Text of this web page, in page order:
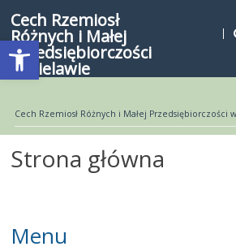
Open toolbar
Cech Rzemiosł
Różnych i Małej
Przedsiębiorczości
w Bielawie
Cech Rzemiosł Różnych i Małej Przedsiębiorczości
Strona główna
Menu